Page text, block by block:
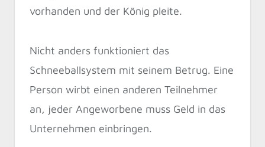
vorhanden und der König pleite.
Nicht anders funktioniert das
Schneeballsystem mit seinem Betrug. Eine
Person wirbt einen anderen Teilnehmer
an, jeder Angeworbene muss Geld in das
Unternehmen einbringen.